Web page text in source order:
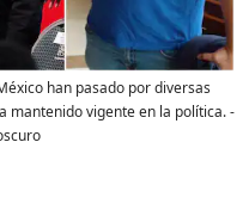
han pasado por diversas
mantenido vigente en la política.-